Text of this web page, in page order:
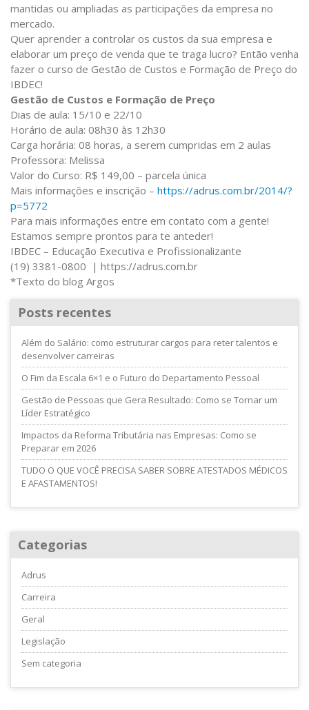
mantidas ou ampliadas as participações da empresa no
mercado.
Quer aprender a controlar os custos da sua empresa e
elaborar um preço de venda que te traga lucro? Então venha
fazer o curso de Gestão de Custos e Formação de Preço do
IBDEC!
Gestão de Custos e Formação de Preço
Dias de aula: 15/10 e 22/10
Horário de aula: 08h30 às 12h30
Carga horária: 08 horas, a serem cumpridas em 2 aulas
Professora: Melissa
Valor do Curso: R$ 149,00 – parcela única
Mais informações e inscrição – https://adrus.com.br/2014/?
p=5772
Para mais informações entre em contato com a gente!
Estamos sempre prontos para te anteder!
IBDEC – Educação Executiva e Profissionalizante
(19) 3381-0800 | https://adrus.com.br
*Texto do blog Argos
Posts recentes
Além do Salário: como estruturar cargos para reter talentos e
desenvolver carreiras
O Fim da Escala 6×1 e o Futuro do Departamento Pessoal
Gestão de Pessoas que Gera Resultado: Como se Tornar um
Líder Estratégico
Impactos da Reforma Tributária nas Empresas: Como se
Preparar em 2026
TUDO O QUE VOCÊ PRECISA SABER SOBRE ATESTADOS MÉDICOS
E AFASTAMENTOS!
Categorias
Adrus
Carreira
Geral
Legislação
Sem categoria